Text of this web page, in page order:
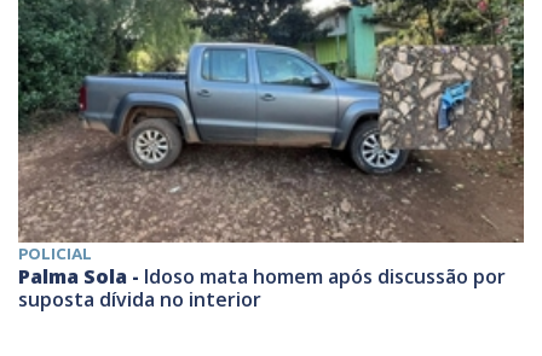
POLICIAL
Palma Sola - Idoso mata homem após discussão por
suposta dívida no interior